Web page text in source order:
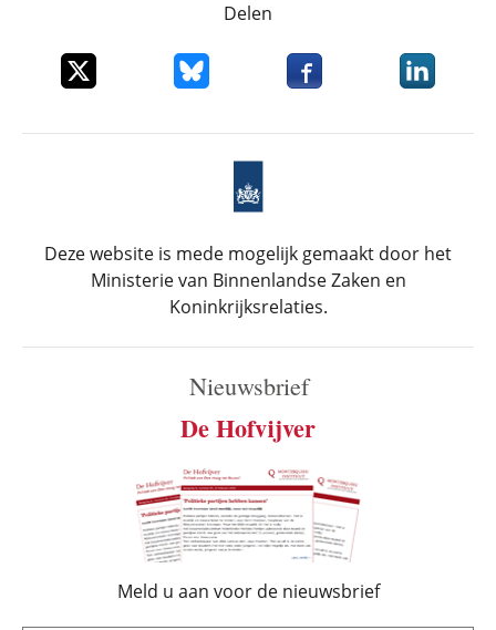
Delen
Deel dit item op XDeel dit item op Bluesky
Deel dit item opDeel dit
Deze website is mede mogelijk gemaakt door het
Ministerie van Binnenlandse Zaken en
Koninkrijksrelaties.
Nieuwsbrief
De Hofvijver
Meld u aan voor de nieuwsbrief